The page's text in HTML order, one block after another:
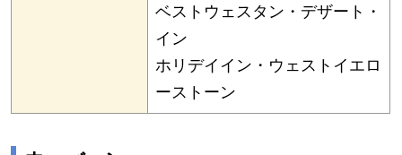
ベストウェスタン・デザート・
イン
ホリデイイン・ウェストイエロ
ーストーン